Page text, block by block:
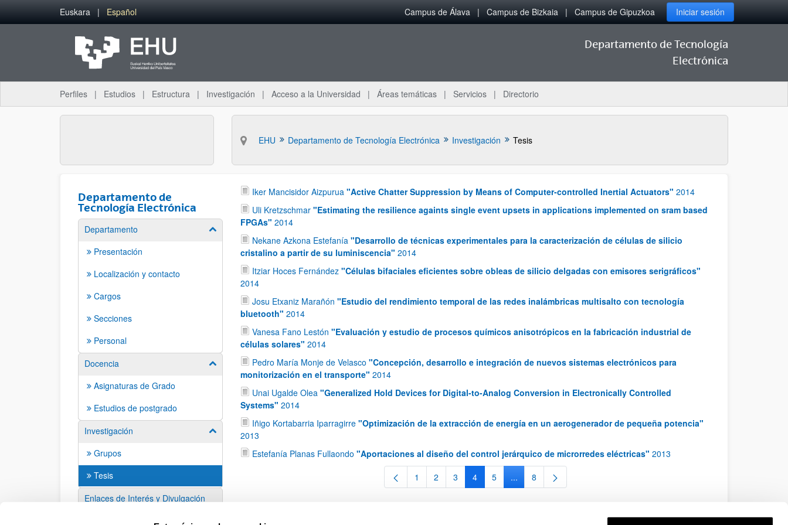
Saltar al contenido principal
Euskara Español Campus de Álava Campus de Bizkaia Campus de Gipuzkoa Iniciar sesión
Departamento de Tecnología
Electrónica
Perfiles Estudios Estructura Investigación Acceso a la Universidad Áreas temáticas Servicios Directorio
EHU Departamento de Tecnología Electrónica Investigación Tesis
Departamento de
Tecnología Electrónica
Departamento Mostrar/ocultar subpáginas
Presentación
Localización y contacto
Cargos
Secciones
Personal
Docencia
Mostrar/ocultar subpáginas
Asignaturas de Grado
Estudios de postgrado
Investigación
Mostrar/ocultar subpáginas
Grupos
Tesis
Enlaces de Interés y Divulgación
Sugerencias y solicitudes
Iker Mancisidor Aizpurua "Active Chatter Suppression by Means of Computer-controlled Inertial Actuators" 2014
Uli Kretzschmar "Estimating the resilience againts single event upsets in applications implemented on sram based
FPGAs" 2014
Nekane Azkona Estefanía "Desarrollo de técnicas experimentales para la caracterización de células de silicio
cristalino a partir de su luminiscencia" 2014
Itziar Hoces Fernández "Células bifaciales eficientes sobre obleas de silicio delgadas con emisores serigráficos"
2014
Josu Etxaniz Marañón "Estudio del rendimiento temporal de las redes inalámbricas multisalto con tecnología
bluetooth" 2014
Vanesa Fano Lestón "Evaluación y estudio de procesos químicos anisotrópicos en la fabricación industrial de
células solares" 2014
Pedro María Monje de Velasco "Concepción, desarrollo e integración de nuevos sistemas electrónicos para
monitorización en el transporte" 2014
Unai Ugalde Olea "Generalized Hold Devices for Digital-to-Analog Conversion in Electronically Controlled
Systems" 2014
Iñigo Kortabarria Iparragirre "Optimización de la extracción de energía en un aerogenerador de pequeña potencia"
2013
Estefanía Planas Fullaondo "Aportaciones al diseño del control jerárquico de microrredes eléctricas" 2013
Página
1 Página
2 Página
3 Página
4 Página
5 ...Páginas intermedias Use TAB para desplazarse.
Página
8